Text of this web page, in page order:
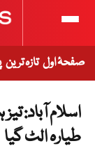
صفحۂ اول تازہ ترین
اسلام آباد:
طیارہ الٹ گیا